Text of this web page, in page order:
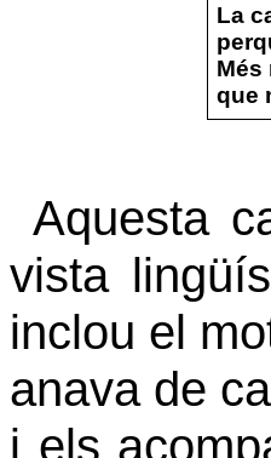
La
Més
que
Aquesta
vista
inclou el
anava de
i els